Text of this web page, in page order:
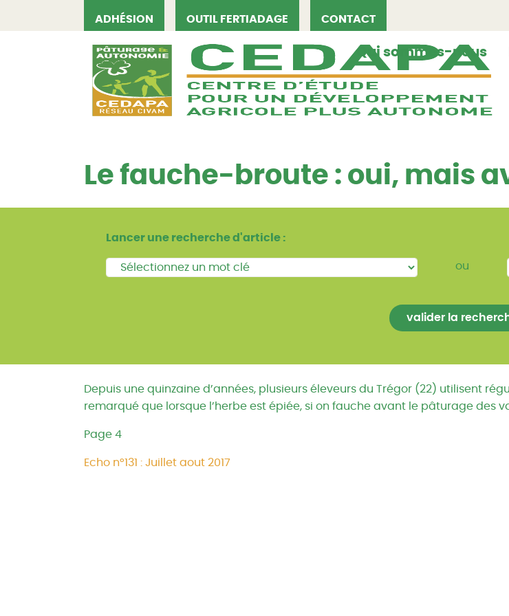
ADHÉSION OUTIL FERTIADAGE CONTACT
CEDAPA Qui sommes-nous
Le fauche-broute : oui, mais
Lancer une recherche d'article :
ou
Depuis une quinzaine d’années, plusieurs éleveurs du Trégor (22) utilisent
remarqué que lorsque l’herbe est épiée, si on fauche avant le pâturage des
Page 4
Echo n°131 : Juillet aout 2017